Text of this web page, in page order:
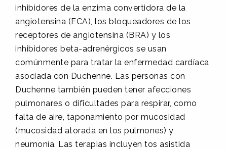
inhibidores de la enzima convertidora de la
angiotensina (ECA), los bloqueadores de los
receptores de angiotensina (BRA) y los
inhibidores beta-adrenérgicos se usan
comúnmente para tratar la enfermedad cardíaca
asociada con Duchenne. Las personas con
Duchenne también pueden tener afecciones
pulmonares o dificultades para respirar, como
falta de aire, taponamiento por mucosidad
(mucosidad atorada en los pulmones) y
neumonía. Las terapias incluyen tos asistida